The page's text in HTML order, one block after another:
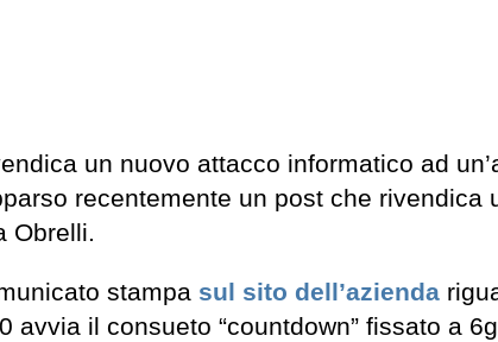
un nuovo attacco informatico ad
recentemente un post che rivendica
Obrelli.
stampa sul sito dell’azienda
avvia il consueto “countdown” fissato a